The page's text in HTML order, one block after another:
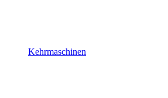
Kehrmaschinen